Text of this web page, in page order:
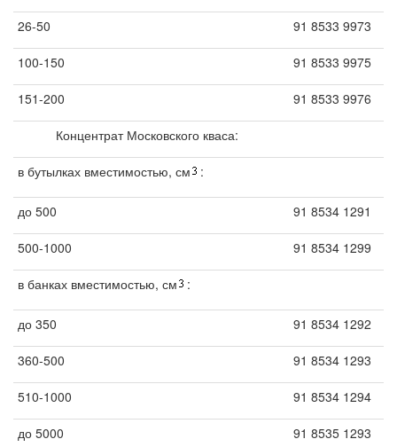
26-50 91 8533 9973
100-150 91 8533 9975
151-200 91 8533 9976
Концентрат Московского кваса:
в бутылках вместимостью, см :
до 500 91 8534 1291
500-1000 91 8534 1299
в банках вместимостью, см :
до 350 91 8534 1292
360-500 91 8534 1293
510-1000 91 8534 1294
до 5000 91 8535 1293